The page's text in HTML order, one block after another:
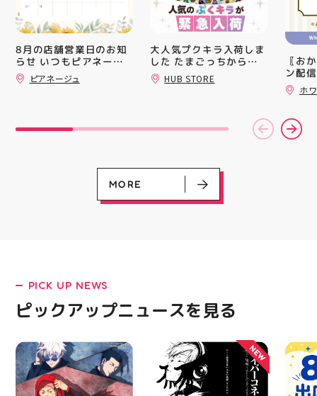
LATEST!
ピックアップニュース
8月の店舗営業日のお知
らせ いつもピアネージ
ュをご利用いただき あ
りがとうございます 8月
15日は店舗をお休みさ
🧵定休日 火・水 イベ
ント出店の日もあります
ンダーをチェックしてい
皆さまをお待ちしていま
す #ピアネージュ #郡山
ハンドメイド #郡山ワー
教室 #ハンドメイドショ
ップ 手作り好きさんと
繋がりたい 郡山市
ピアネージュ
大人気プクキラ入荷しま
した たまごっちからサ
ンリオまで 全13種類の
豊富なラインナップが勢
ず胸キュンしちゃうデザ
インばかり 集めたくな
定での入荷となりますの
で 気になっていた方、
まだGETできてない方は
売り切れる前にぜひお早
HUBSTORE 数量限定 新
商品入荷
HUB STORE
対策
た、
ート(
買い
ツポ
録)画
だく
加す
ズな
ぜひ
熱い
〖お
ン配
ッパ
￥
ーポ
ース
ホ
MORE
PICK UP NEWS
ピックアップニュースを見る
NEW